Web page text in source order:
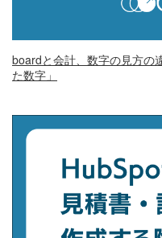
boardと会計、数字の見方の
た数字」